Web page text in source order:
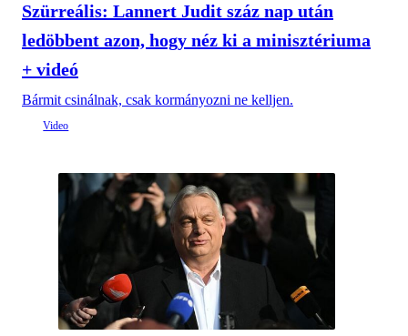
Szürreális: Lannert Judit száz nap után
ledöbbent azon, hogy néz ki a minisztériuma
+ videó
Bármit csinálnak, csak kormányozni ne kelljen.